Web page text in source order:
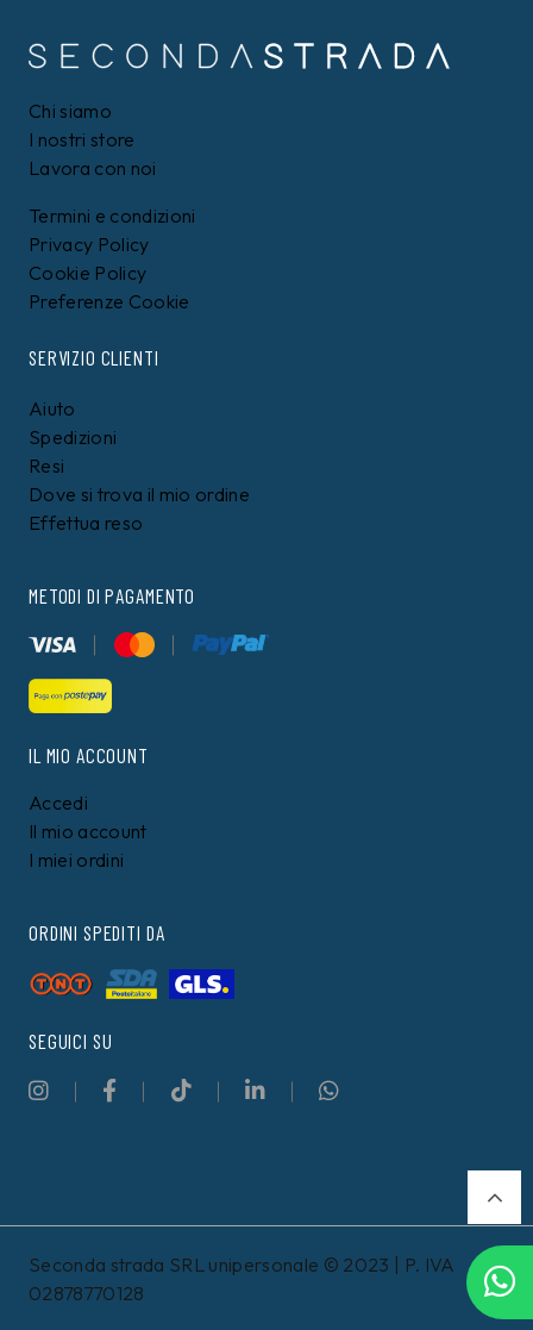
Chi siamo
I nostri store
Lavora con noi
Termini e condizioni
Privacy Policy
Cookie Policy
Preferenze Cookie
SERVIZIO CLIENTI
Aiuto
Spedizioni
Resi
Dove si trova il mio ordine
Effettua reso
METODI DI PAGAMENTO
IL MIO ACCOUNT
Accedi
Il mio account
I miei ordini
ORDINI SPEDITI DA
SEGUICI SU
Seconda strada SRL unipersonale © 2023 | P. IVA
02878770128